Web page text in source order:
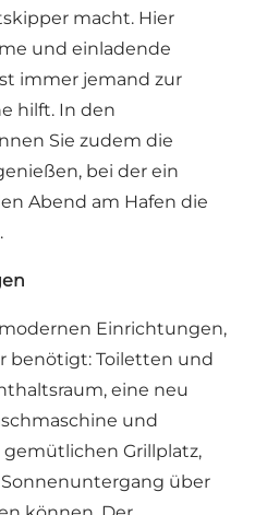
macht. Hier
und einladende
immer jemand zur
hilft. In den
Sie zudem die
bei der ein
Abend am Hafen die
Einrichtungen,
benötigt: Toiletten und
eine neu
und
Grillplatz,
über